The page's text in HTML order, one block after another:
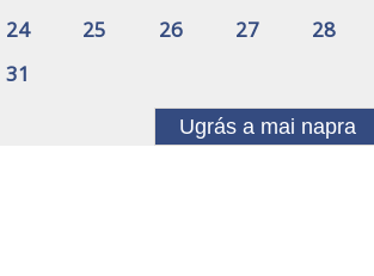
24
25 26 27 28
31
Ugrás a mai napra